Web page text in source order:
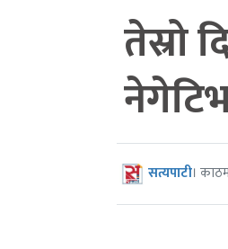
तेस्रो
सत्यपाटी।